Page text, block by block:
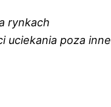
rynkach
uciekania poza inne